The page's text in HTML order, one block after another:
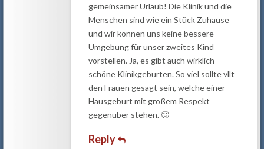
gemeinsamer Urlaub! Die Klinik und die
Menschen sind wie ein Stück Zuhause
und wir können uns keine bessere
Umgebung für unser zweites Kind
vorstellen. Ja, es gibt auch wirklich
schöne Klinikgeburten. So viel sollte vllt
den Frauen gesagt sein, welche einer
Hausgeburt mit großem Respekt
gegenüber stehen. 🙂
Reply